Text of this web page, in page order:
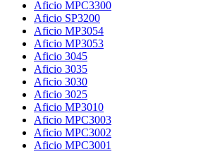
Aficio MPC3300
Aficio SP3200
Aficio MP3054
Aficio MP3053
Aficio 3045
Aficio 3035
Aficio 3030
Aficio 3025
Aficio MP3010
Aficio MPC3003
Aficio MPC3002
Aficio MPC3001